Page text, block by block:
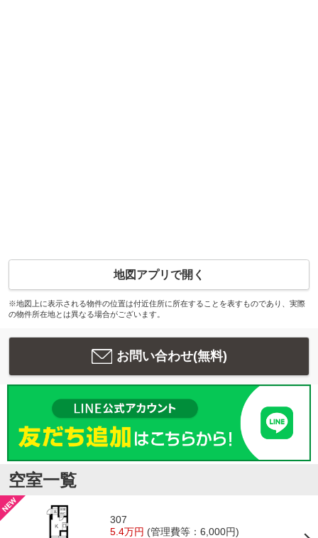
地図アプリで開く
※地図上に表示される物件の位置は付近住所に所在することを表すものであり、実際
の物件所在地とは異なる場合がございます。
お問い合わせ(無料)
空室一覧
307
5.4万円 (管理費等：6,000円)